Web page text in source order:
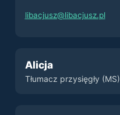
libacjusz@libacjusz.pl
Alicja
Tłumacz przysięgły (MS)